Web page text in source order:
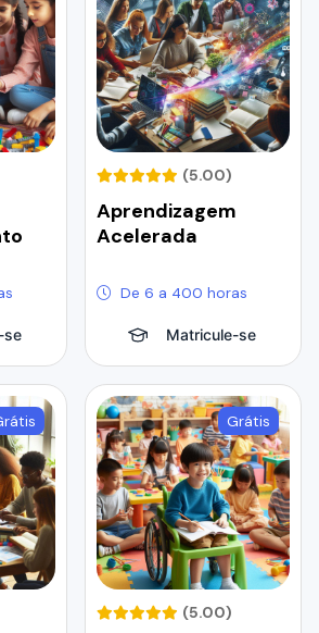
se
(5.00)
Aprendizagem
Acelerada
De 6 a 400 horas
Matricule-se
Grátis
(5.00)